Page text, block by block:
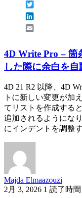
4D Write Pro – 箇
した際に余白を自
4D 21 R2 以降、4D
トに新しい変更が加
てリストを作成する
追加されるようにな
にインデントを調整
Majda Elmaazouzi
2月 3, 2026 1 読了時間